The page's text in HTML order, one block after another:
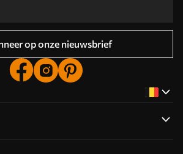
op onze nieuwsbrief